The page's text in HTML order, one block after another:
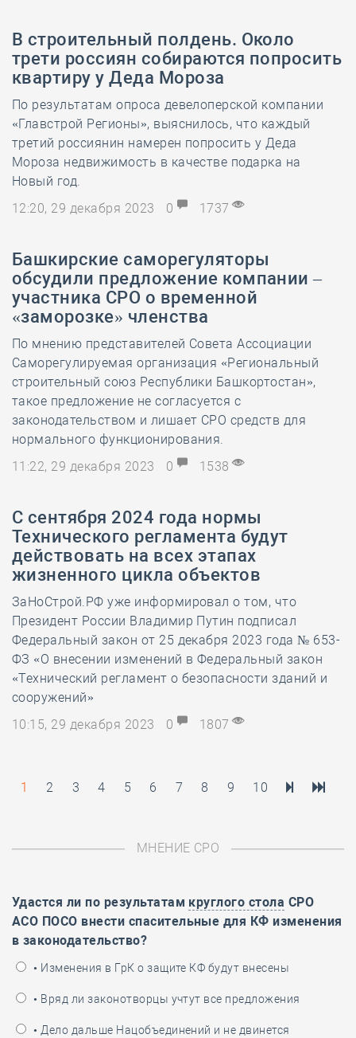
В строительный полдень. Около
трети россиян собираются попросить
квартиру у Деда Мороза
По результатам опроса девелоперской компании
«Главстрой Регионы», выяснилось, что каждый
третий россиянин намерен попросить у Деда
Мороза недвижимость в качестве подарка на
Новый год.
12:20, 29 декабря 2023
0 1737
Башкирские саморегуляторы
обсудили предложение компании –
участника СРО о временной
«заморозке» членства
По мнению представителей Совета Ассоциации
Саморегулируемая организация «Региональный
строительный союз Республики Башкортостан»,
такое предложение не согласуется с
законодательством и лишает СРО средств для
нормального функционирования.
11:22, 29 декабря 2023
0 1538
С сентября 2024 года нормы
Технического регламента будут
действовать на всех этапах
жизненного цикла объектов
ЗаНоСтрой.РФ уже информировал о том, что
Президент России Владимир Путин подписал
Федеральный закон от 25 декабря 2023 года № 653-
ФЗ «О внесении изменений в Федеральный закон
«Технический регламент о безопасности зданий и
сооружений»
10:15, 29 декабря 2023
0 1807
1 2 3 4 5 6 7 8 9 10
МНЕНИЕ СРО
Удастся ли по результатам круглого стола СРО
АСО ПОСО внести спасительные для КФ изменения
в законодательство?
• Изменения в ГрК о защите КФ будут внесены
• Вряд ли законотворцы учтут все предложения
• Дело дальше Нацобъединений и не двинется